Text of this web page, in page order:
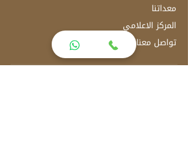
معداتنا
المركز الاعلامي
تواصل معنا